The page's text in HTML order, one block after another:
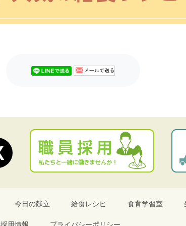
今日の献立 給食レシピ 食育学習室